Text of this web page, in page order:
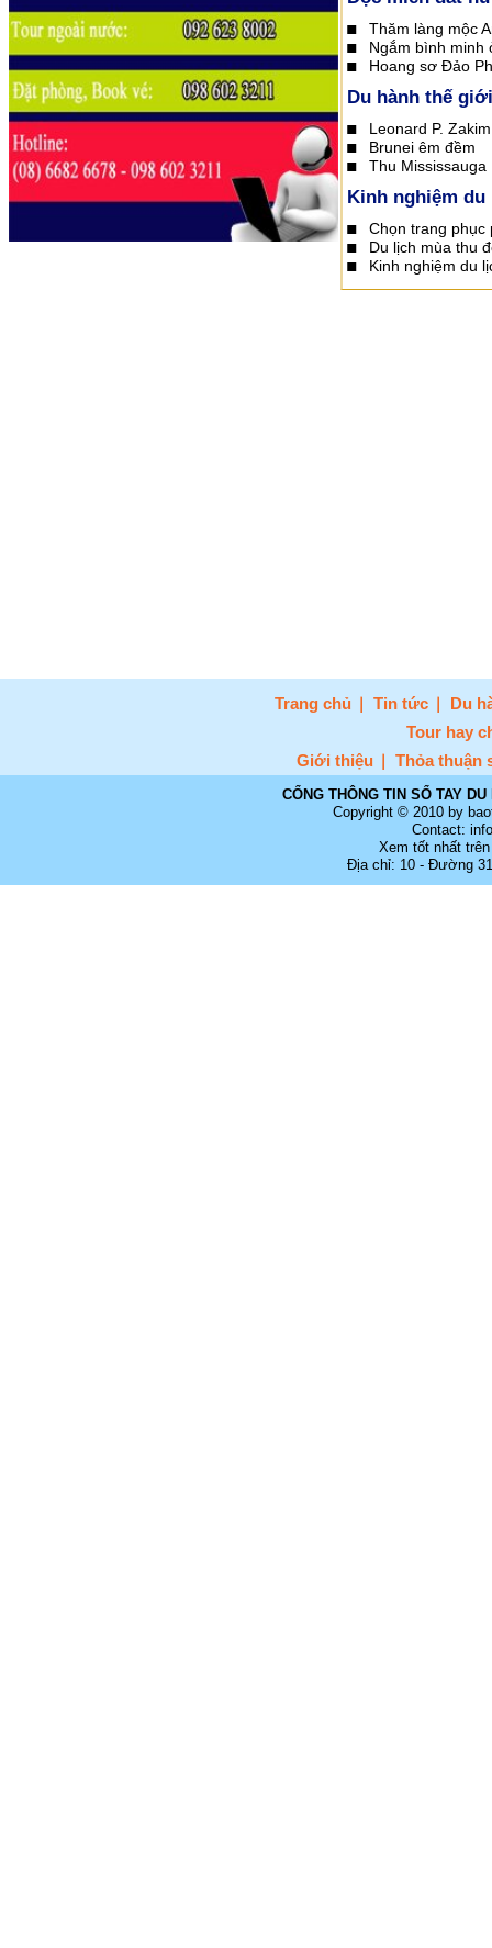
Thăm làng mộc
Ngắm bình minh
Hoang sơ Đảo
Du hành thế giới
Leonard P.
Brunei êm đềm
Thu Mississauga
Kinh nghiệm du
Chọn trang phục
Du lịch mùa thu
Kinh nghiệm du
Trang chủ Tin tức
Du
Tour hay
Giới thiệu
Thỏa thuận
CỔNG THÔNG TIN SỔ TAY
Copyright © 2010 by
Contact:
Xem tốt nhất
Địa chỉ: 10 - Đường